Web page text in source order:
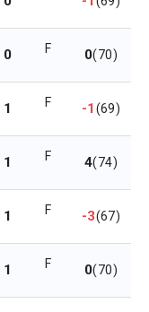
0 F 0(70)
1 F -1(69)
1 F 4(74)
1 F -3(67)
1 F 0(70)